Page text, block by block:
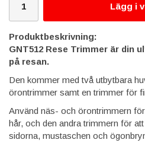
Lägg i
Produktbeskrivning:
GNT512 Rese Trimmer är din
på resan.
Den kommer med två utbytbara
örontrimmer samt en trimmer för
Använd näs- och örontrimmern
hår, och den andra trimmern för
sidorna, mustaschen och